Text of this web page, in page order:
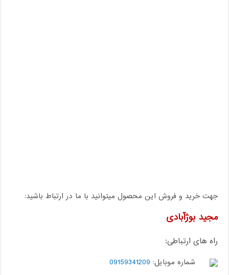
جهت خرید و فروش این محصول میتوانید با ما در ارتباط باشید:
مجید بوژآبادی
راه های ارتباطی:
شماره موبایل: 09159341209